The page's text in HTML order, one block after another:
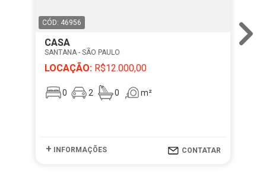
CÓD: 46956
CASA
SANTANA - SÃO PAULO
LOCAÇÃO: R$12.000,00
0 2 0 m²
+ INFORMAÇÕES CONTATAR